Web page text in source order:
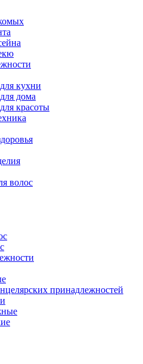
кухни
дома
красоты
волос
принадлежностей